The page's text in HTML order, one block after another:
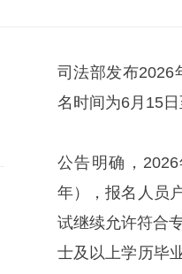
司法部发布2026
名时间为6月15
公告明确，
年），报名人员
试继续允许符合
士及以上学历毕